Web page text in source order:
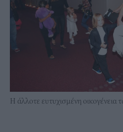
Η άλλοτε ευτυχισμένη οικογένεια